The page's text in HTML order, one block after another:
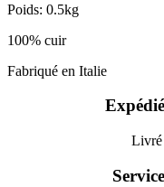
Poids: 0.5kg
100% cuir
Fabriqué en Italie
Livré